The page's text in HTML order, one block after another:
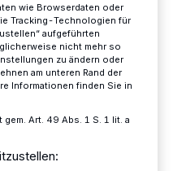
wie Browserdaten oder
Tracking-Technologien für
aufgeführten
nicht mehr so
zu ändern oder
am unteren Rand der
Informationen finden Sie in
Art. 49 Abs. 1 S. 1 lit. a